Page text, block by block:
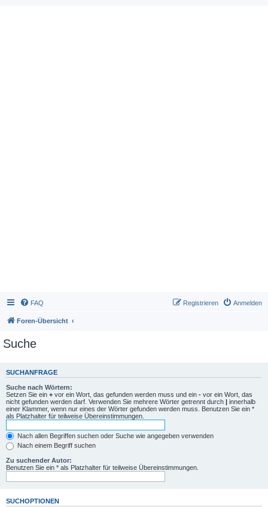
FAQ Anmelden
Registrieren
Foren-Übersicht
Suche
SUCHANFRAGE
Suche nach Wörtern:
Setzen Sie ein + vor ein Wort, das gefunden werden muss und ein - vor ein Wort, das
nicht gefunden werden darf. Verwenden Sie mehrere Wörter getrennt durch | innerhalb
einer Klammer, wenn nur eines der Wörter gefunden werden muss. Benutzen Sie ein *
als Platzhalter für teilweise Übereinstimmungen.
Nach allen Begriffen suchen oder Suche wie angegeben verwenden
Nach einem Begriff suchen
Zu suchender Autor:
Benutzen Sie ein * als Platzhalter für teilweise Übereinstimmungen.
SUCHOPTIONEN